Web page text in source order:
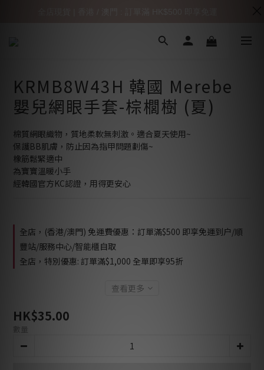
KRMB8W43H 韓國 Merebe
嬰兒網眼手套-棕櫚樹 (夏)
棉質網眼織物，質地柔軟無刺激。適合夏天使用~
保護BB肌膚，防止因為指甲問題劃傷~
橡筋鬆緊適中
為寶寶溫暖小手
經韓國官方KC認證，用得更安心
全店，(香港/澳門) 免運費優惠：訂單滿$500 即享免運到户/順
豐站/服務中心/智能櫃自取
全店，特別優惠: 訂單滿$1,000 全單即享95折
查看更多
HK$35.00
數量